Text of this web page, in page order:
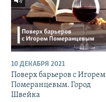
10 ДЕКАБРЯ 2021
Поверх барьеров с Игорем
Померанцевым. Город
Швейка